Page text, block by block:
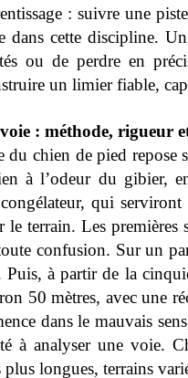
: suivre une
dans cette discipline.
ou de perdre en
un limier fiable,
: méthode, rigueur
chien de pied repose
à l’odeur du gibier,
qui
terrain. Les premières
confusion. Sur un
à partir de la
50 mètres, avec une
dans le mauvais
à analyser une voie.
longues, terrains